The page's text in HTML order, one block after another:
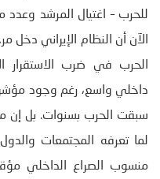
للحرب – اغتيال المرشد وعدد
الآن أن النظام الإيراني دخل
الحرب في ضرب الاستقرار
داخلي واسع، رغم وجود
سبقت الحرب بسنوات. بل إن
لما تعرفه المجتمعات
منسوب الصراع الداخلي